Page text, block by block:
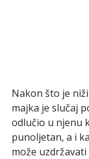
Nakon što je
majka je slučaj
odlučio u njenu
punoljetan, a i
može uzdržavati